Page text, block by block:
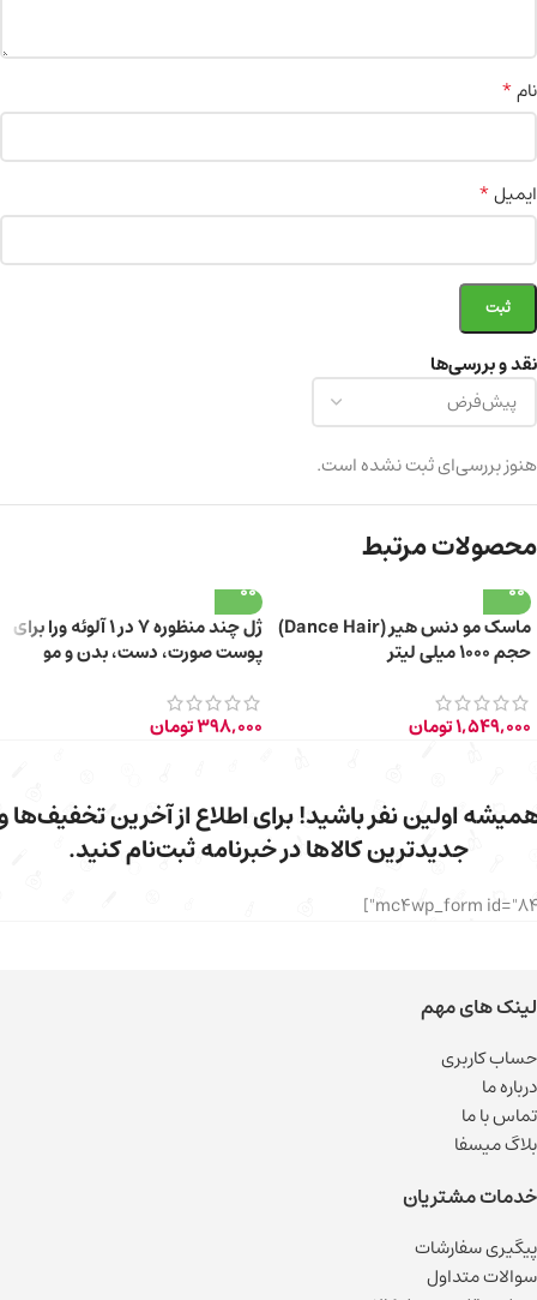
نقد و بررسی‌ها
هنوز بررسی‌ای ثبت نشده است.
نام*
ایمیل*
محصولات مرتبط
ماسک مو دنس هیر (Dance Hair)
حجم ۱۰۰۰ میلی لیتر
1,549,000تومان
ژل چند منظوره 7 در 1 آلوئه ورا برای
پوست صورت، دست، بدن و مو
398,000تومان
اولین نفر باشید! برای اطلاع از آخرین تخفیف‌ها
جدیدترین کالاها در خبرنامه ثبت‌نام کنید.
لینک های مهم
حساب کاربری
درباره ما
تماس با ما
بلاگ میسفا
خدمات مشتریان
پیگیری سفارشات
سوالات متداول